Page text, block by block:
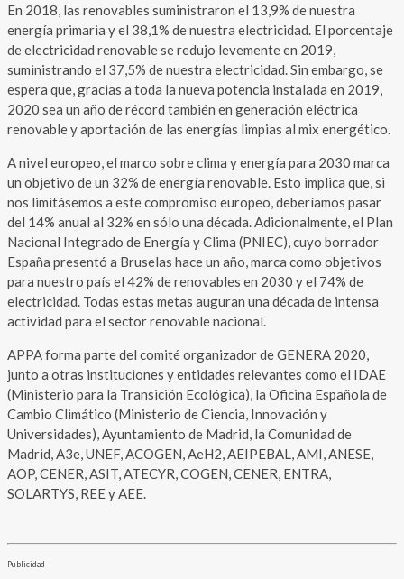
En 2018, las renovables suministraron el 13,9% de nuestra
energía primaria y el 38,1% de nuestra electricidad. El porcentaje
de electricidad renovable se redujo levemente en 2019,
suministrando el 37,5% de nuestra electricidad. Sin embargo, se
espera que, gracias a toda la nueva potencia instalada en 2019,
2020 sea un año de récord también en generación eléctrica
renovable y aportación de las energías limpias al mix energético.
A nivel europeo, el marco sobre clima y energía para 2030 marca
un objetivo de un 32% de energía renovable. Esto implica que, si
nos limitásemos a este compromiso europeo, deberíamos pasar
del 14% anual al 32% en sólo una década. Adicionalmente, el Plan
Nacional Integrado de Energía y Clima (PNIEC), cuyo borrador
España presentó a Bruselas hace un año, marca como objetivos
para nuestro país el 42% de renovables en 2030 y el 74% de
electricidad. Todas estas metas auguran una década de intensa
actividad para el sector renovable nacional.
APPA forma parte del comité organizador de GENERA 2020,
junto a otras instituciones y entidades relevantes como el IDAE
(Ministerio para la Transición Ecológica), la Oficina Española de
Cambio Climático (Ministerio de Ciencia, Innovación y
Universidades), Ayuntamiento de Madrid, la Comunidad de
Madrid, A3e, UNEF, ACOGEN, AeH2, AEIPEBAL, AMI, ANESE,
AOP, CENER, ASIT, ATECYR, COGEN, CENER, ENTRA,
SOLARTYS, REE y AEE.
Publicidad